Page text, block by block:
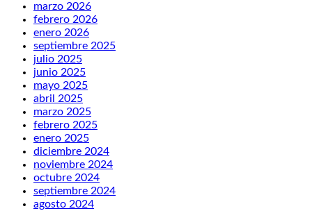
marzo 2026
febrero 2026
enero 2026
septiembre 2025
julio 2025
junio 2025
mayo 2025
abril 2025
marzo 2025
febrero 2025
enero 2025
diciembre 2024
noviembre 2024
octubre 2024
septiembre 2024
agosto 2024